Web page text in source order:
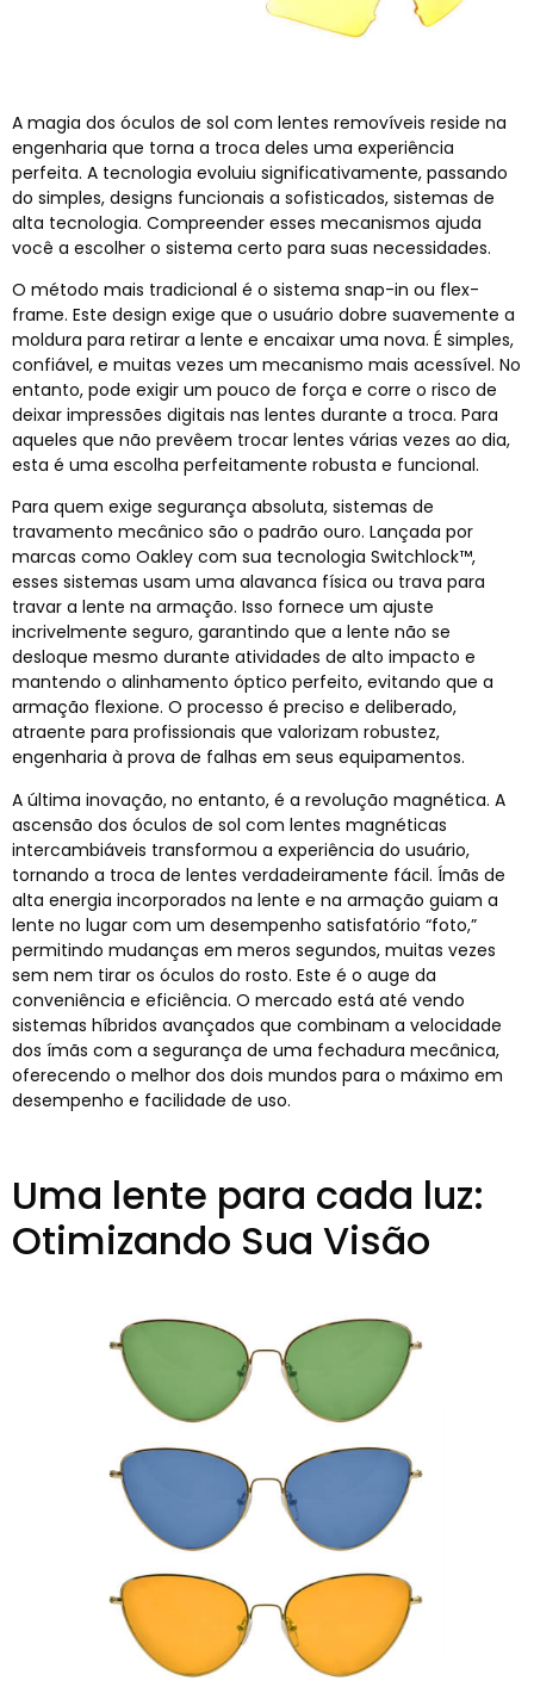
A magia dos óculos de sol com lentes removíveis reside na
engenharia que torna a troca deles uma experiência
perfeita. A tecnologia evoluiu significativamente, passando
do simples, designs funcionais a sofisticados, sistemas de
alta tecnologia. Compreender esses mecanismos ajuda
você a escolher o sistema certo para suas necessidades.
O método mais tradicional é o sistema snap-in ou flex-
frame. Este design exige que o usuário dobre suavemente a
moldura para retirar a lente e encaixar uma nova. É simples,
confiável, e muitas vezes um mecanismo mais acessível. No
entanto, pode exigir um pouco de força e corre o risco de
deixar impressões digitais nas lentes durante a troca. Para
aqueles que não prevêem trocar lentes várias vezes ao dia,
esta é uma escolha perfeitamente robusta e funcional.
Para quem exige segurança absoluta, sistemas de
travamento mecânico são o padrão ouro. Lançada por
marcas como Oakley com sua tecnologia Switchlock™,
esses sistemas usam uma alavanca física ou trava para
travar a lente na armação. Isso fornece um ajuste
incrivelmente seguro, garantindo que a lente não se
desloque mesmo durante atividades de alto impacto e
mantendo o alinhamento óptico perfeito, evitando que a
armação flexione. O processo é preciso e deliberado,
atraente para profissionais que valorizam robustez,
engenharia à prova de falhas em seus equipamentos.
A última inovação, no entanto, é a revolução magnética. A
ascensão dos óculos de sol com lentes magnéticas
intercambiáveis ​​transformou a experiência do usuário,
tornando a troca de lentes verdadeiramente fácil. Ímãs de
alta energia incorporados na lente e na armação guiam a
lente no lugar com um desempenho satisfatório “foto,”
permitindo mudanças em meros segundos, muitas vezes
sem nem tirar os óculos do rosto. Este é o auge da
conveniência e eficiência. O mercado está até vendo
sistemas híbridos avançados que combinam a velocidade
dos ímãs com a segurança de uma fechadura mecânica,
oferecendo o melhor dos dois mundos para o máximo em
desempenho e facilidade de uso.
Uma lente para cada luz:
Otimizando Sua Visão